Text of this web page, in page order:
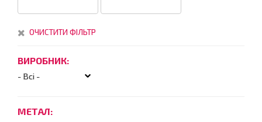
ОЧИСТИТИ ФІЛЬТР
ВИРОБНИК:
МЕТАЛ: